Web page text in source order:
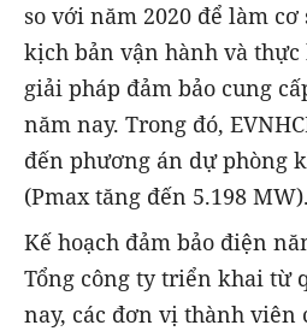
so với năm 2020 để làm cơ
kịch bản vận hành và thực
giải pháp đảm bảo cung
năm nay. Trong đó,
đến phương án dự phòng
(Pmax tăng đến 5.198 MW).
Kế hoạch đảm bảo điện
Tổng công ty triển khai từ
nay, các đơn vị thành viên